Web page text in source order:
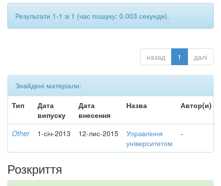
Результати 1-1 зі 1 (час пошуку: 0.003 секунди).
назад 1 далі
Знайдені матеріали:
Тип
Дата
випуску
Дата
внесення
Назва Автор(и)
Other 1-січ-2013 12-лис-2015
Управління
університетом
-
Розкриття